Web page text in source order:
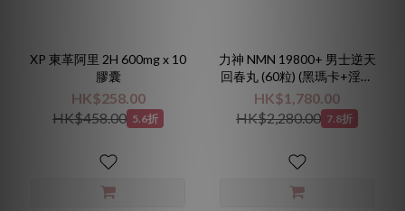
XP 東革阿里 2H 600mg x 10
膠囊
HK$258.00
HK$458.00 5.6折
力神 NMN 19800+ 男士逆天
回春丸 (60粒) (黑瑪卡+淫羊
藿配方)
HK$1,780.00
HK$2,280.00 7.8折